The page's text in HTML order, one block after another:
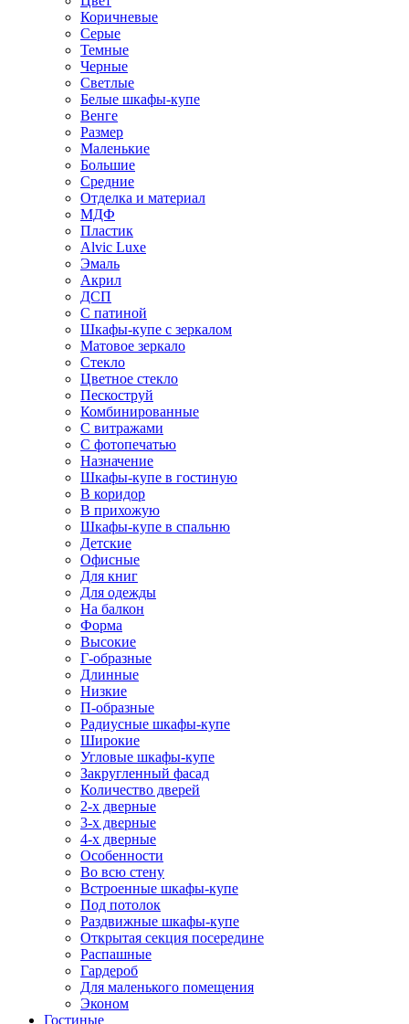
Коричневые
Серые
Темные
Черные
Светлые
Белые шкафы-купе
Венге
Размер
Маленькие
Большие
Средние
Отделка и материал
МДФ
Пластик
Alvic Luxe
Эмаль
Акрил
ДСП
С патиной
Шкафы-купе с зеркалом
Матовое зеркало
Стекло
Цветное стекло
Пескоструй
Комбинированные
С витражами
С фотопечатью
Назначение
Шкафы-купе в гостиную
В коридор
В прихожую
Шкафы-купе в спальню
Детские
Офисные
Для книг
Для одежды
На балкон
Форма
Высокие
Г-образные
Длинные
Низкие
П-образные
Радиусные шкафы-купе
Широкие
Угловые шкафы-купе
Закругленный фасад
Количество дверей
2-х дверные
3-х дверные
4-х дверные
Особенности
Во всю стену
Встроенные шкафы-купе
Под потолок
Раздвижные шкафы-купе
Открытая секция посередине
Распашные
Гардероб
Для маленького помещения
Эконом
Гостиные